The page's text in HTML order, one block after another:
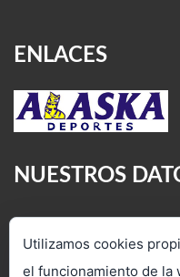
ENLACES
NUESTROS
Utilizamos cookies
el funcionamiento de la